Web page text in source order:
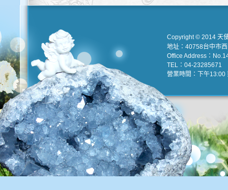
Copyright © 2014 天
地址：40758台中市
Office Address：
TEL：04-23285671
營業時間：下午13:00